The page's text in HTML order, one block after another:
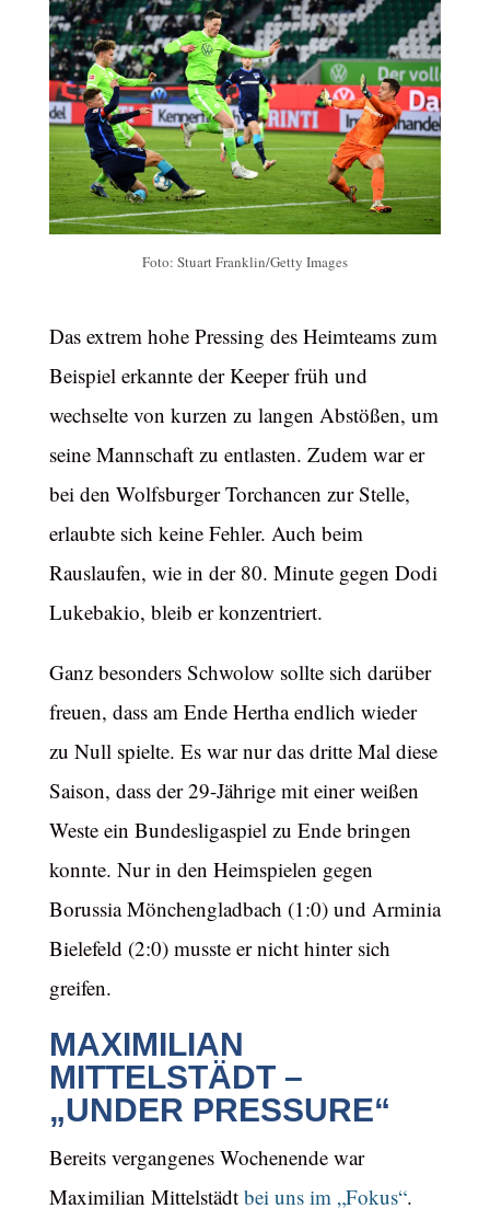
Foto: Stuart Franklin/Getty Images
Das extrem hohe Pressing des Heimteams zum
Beispiel erkannte der Keeper früh und
wechselte von kurzen zu langen Abstößen, um
seine Mannschaft zu entlasten. Zudem war er
bei den Wolfsburger Torchancen zur Stelle,
erlaubte sich keine Fehler. Auch beim
Rauslaufen, wie in der 80. Minute gegen Dodi
Lukebakio, bleib er konzentriert.
Ganz besonders Schwolow sollte sich darüber
freuen, dass am Ende Hertha endlich wieder
zu Null spielte. Es war nur das dritte Mal diese
Saison, dass der 29-Jährige mit einer weißen
Weste ein Bundesligaspiel zu Ende bringen
konnte. Nur in den Heimspielen gegen
Borussia Mönchengladbach (1:0) und Arminia
Bielefeld (2:0) musste er nicht hinter sich
greifen.
MAXIMILIAN
MITTELSTÄDT –
„UNDER PRESSURE“
Bereits vergangenes Wochenende war
Maximilian Mittelstädt bei uns im „Fokus“.